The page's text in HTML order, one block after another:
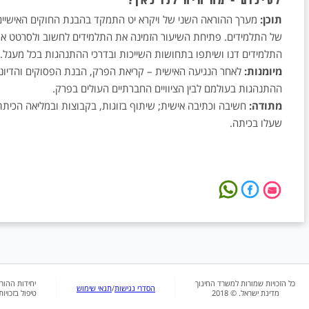
תוכן: מערך ההוראה השני של ויקרא יט התמקד בהבנת החוקים
של התלמידים. פתיחת השיעור הזמינה את התלמידים לחשוב
התלמידים דנו ושיתפו בתחושות השייכות ובדרכי ההתנהגות בכל מעגל.
מיומנות: לאחר הנגיעה האישית – קריאת הפרק, הבנת הפסוקים
ההתנהגות בעולמם לבין הציוויים החברתיים העולים בפרק.
מתודה: חשיבה וכתיבה אישית; שיתוף בזוגות, בקבוצות ובמליאה
שעלו בכיתה.
כל הזכויות שמורות למשרד החינוך
מדינת ישראל. © 2018
הסדרי נגישות/תנאי שימוש
יחידות
טיפול